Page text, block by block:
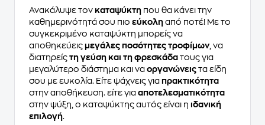
Ανακάλυψε τον καταψύκτη που θα κάνει την
καθημερινότητά σου πιο εύκολη από ποτέ! Με το
συγκεκριμένο καταψύκτη μπορείς να
αποθηκεύεις μεγάλες ποσότητες τροφίμων, να
διατηρείς τη γεύση και τη φρεσκάδα τους για
μεγαλύτερο διάστημα και να οργανώνεις τα είδη
σου με ευκολία. Είτε ψάχνεις για πρακτικότητα
στην αποθήκευση. είτε για αποτελεσματικότητα
στην ψύξη, ο καταψύκτης αυτός είναι η ιδανική
επιλογή.